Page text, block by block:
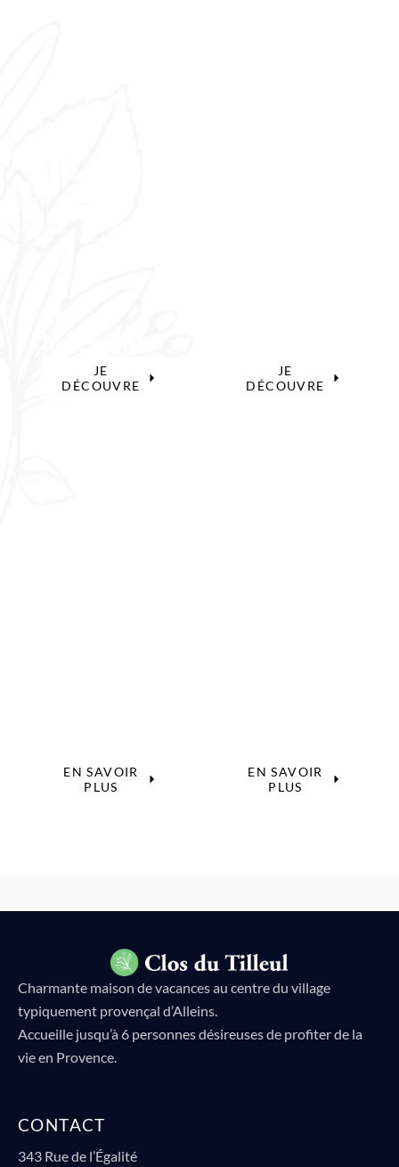
JE
DÉCOUVRE
JE
DÉCOUVRE
EN SAVOIR
PLUS
EN SAVOIR
PLUS
Charmante maison de vacances au centre du village
typiquement provençal d’Alleins.
Accueille jusqu’à 6 personnes désireuses de profiter de la
vie en Provence.
CONTACT
343 Rue de l’Égalité